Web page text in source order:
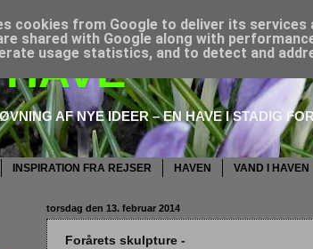
AF NYE IDEER – EN HAVE I STADIG
INSPIRATION FRA REJSER HAVEN VAND I HAVEN
torsdag den 13. februar 2014
Forårets skulpture -
cookies from Google to deliver its services
shared with Google along with
usage statistics, and to detect and